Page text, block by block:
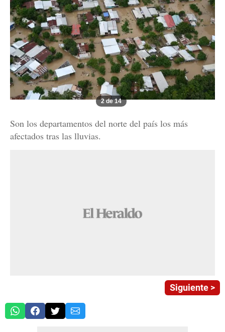
2 de 14
Son los departamentos del norte del país los más
afectados tras las lluvias.
Siguiente >